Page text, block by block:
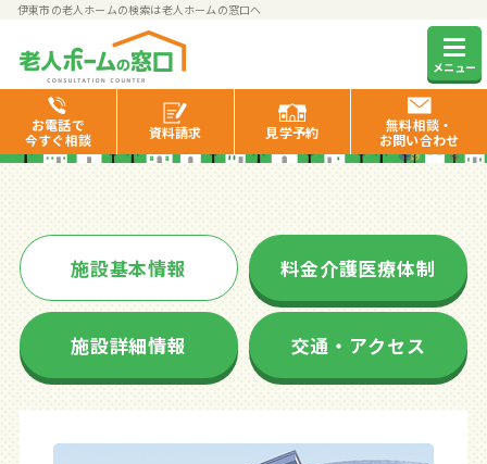
伊東市の老人ホームの検索は老人ホームの窓口へ
メニュー
お電話で
今すぐ相談
資料請求 見学予約
無料相談・
お問い合わせ
ウェルケア伊豆高原
施設基本情報 料金介護医療体制
施設詳細情報 交通・アクセス